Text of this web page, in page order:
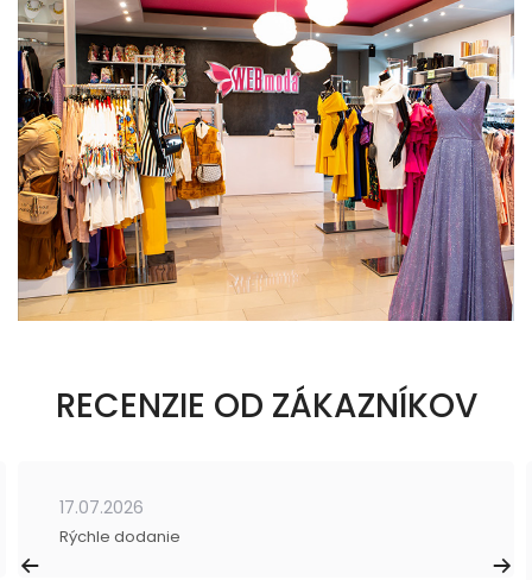
RECENZIE OD ZÁKAZNÍKOV
17.07.2026
Rýchle dodanie